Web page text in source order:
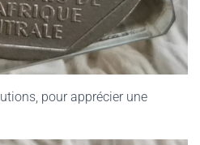
pour apprécier une